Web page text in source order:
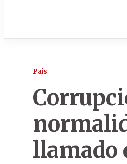
País
llamado